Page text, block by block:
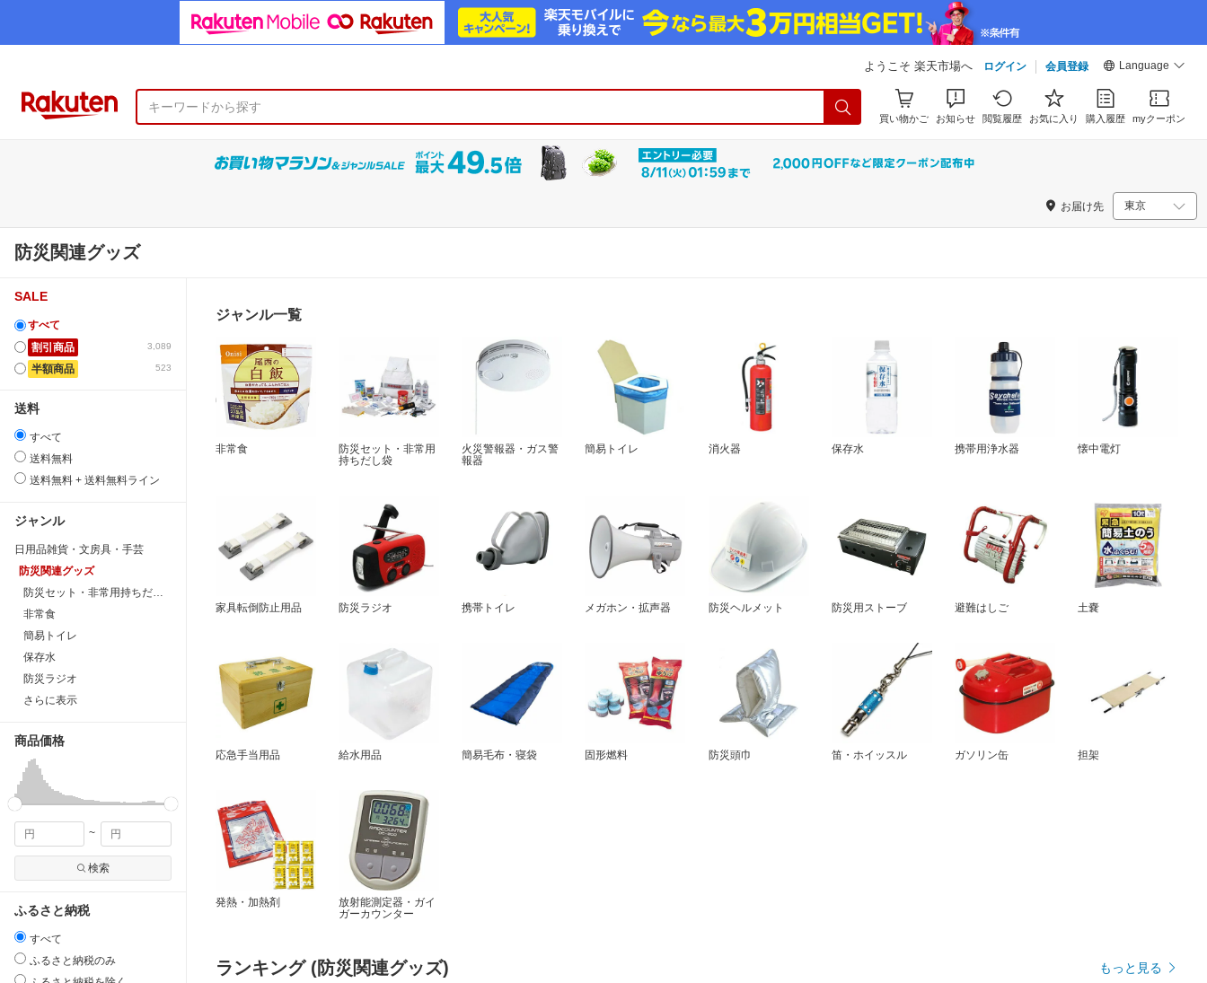
ようこそ 楽天市場へ ログイン 会員登録 Language
買い物かご お知らせ 閲覧履歴 お気に入り 購入履歴 myクーポン
お届け先
防災関連グッズ
SALE
すべて
3,089
割引商品
523
半額商品
送料
すべて
送料無料
送料無料 + 送料無料ライン
ジャンル
日用品雑貨・文房具・手芸
防災関連グッズ
防災セット・非常用持ちだし袋
非常食
簡易トイレ
保存水
防災ラジオ
さらに表示
商品価格
~
検索
ふるさと納税
すべて
ふるさと納税のみ
ジャンル一覧
非常食
防災セット・非常用
持ちだし袋
火災警報器・ガス警
報器
簡易トイレ 消火器 保存水 携帯用浄水器 懐中電灯
家具転倒防止用品 防災ラジオ 携帯トイレ メガホン・拡声器 防災ヘルメット 防災用ストーブ 避難はしご 土嚢
応急手当用品 給水用品 簡易毛布・寝袋 固形燃料 防災頭巾 笛・ホイッスル ガソリン缶 担架
発熱・加熱剤
放射能測定器・ガイ
ガーカウンター
ランキング (防災関連グッズ) もっと見る